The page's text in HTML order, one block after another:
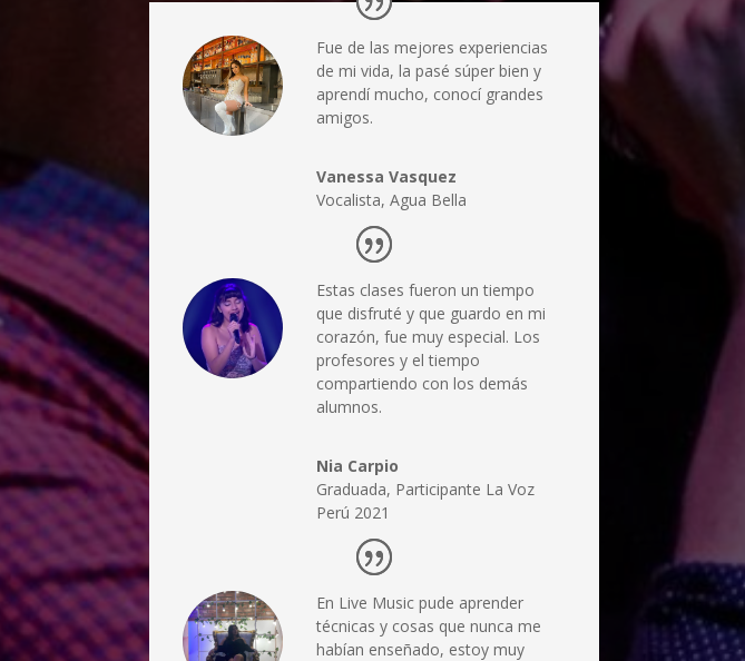
Fue de las mejores experiencias
de mi vida, la pasé súper bien y
aprendí mucho, conocí grandes
amigos.
Vanessa Vasquez
Vocalista, Agua Bella
Estas clases fueron un tiempo
que disfruté y que guardo en mi
corazón, fue muy especial. Los
profesores y el tiempo
compartiendo con los demás
alumnos.
Nia Carpio
Graduada, Participante La Voz
Perú 2021
En Live Music pude aprender
técnicas y cosas que nunca me
habían enseñado, estoy muy